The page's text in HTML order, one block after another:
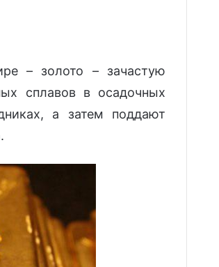
– золото – зачастую
сплавов в осадочных
а затем поддают